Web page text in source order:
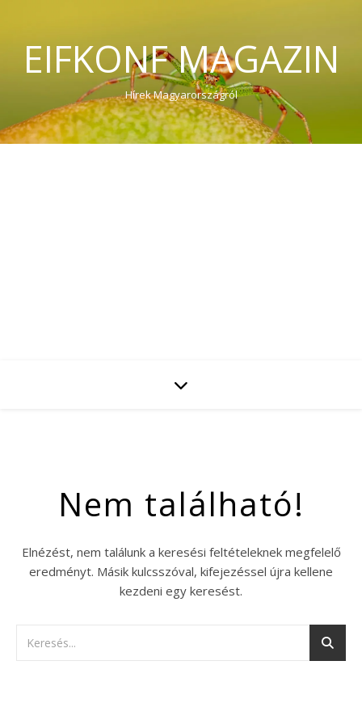
EIFKONF MAGAZIN
Hírek Magyarországról
Nem található!
Elnézést, nem találunk a keresési feltételeknek megfelelő
eredményt. Másik kulcsszóval, kifejezéssel újra kellene
kezdeni egy keresést.